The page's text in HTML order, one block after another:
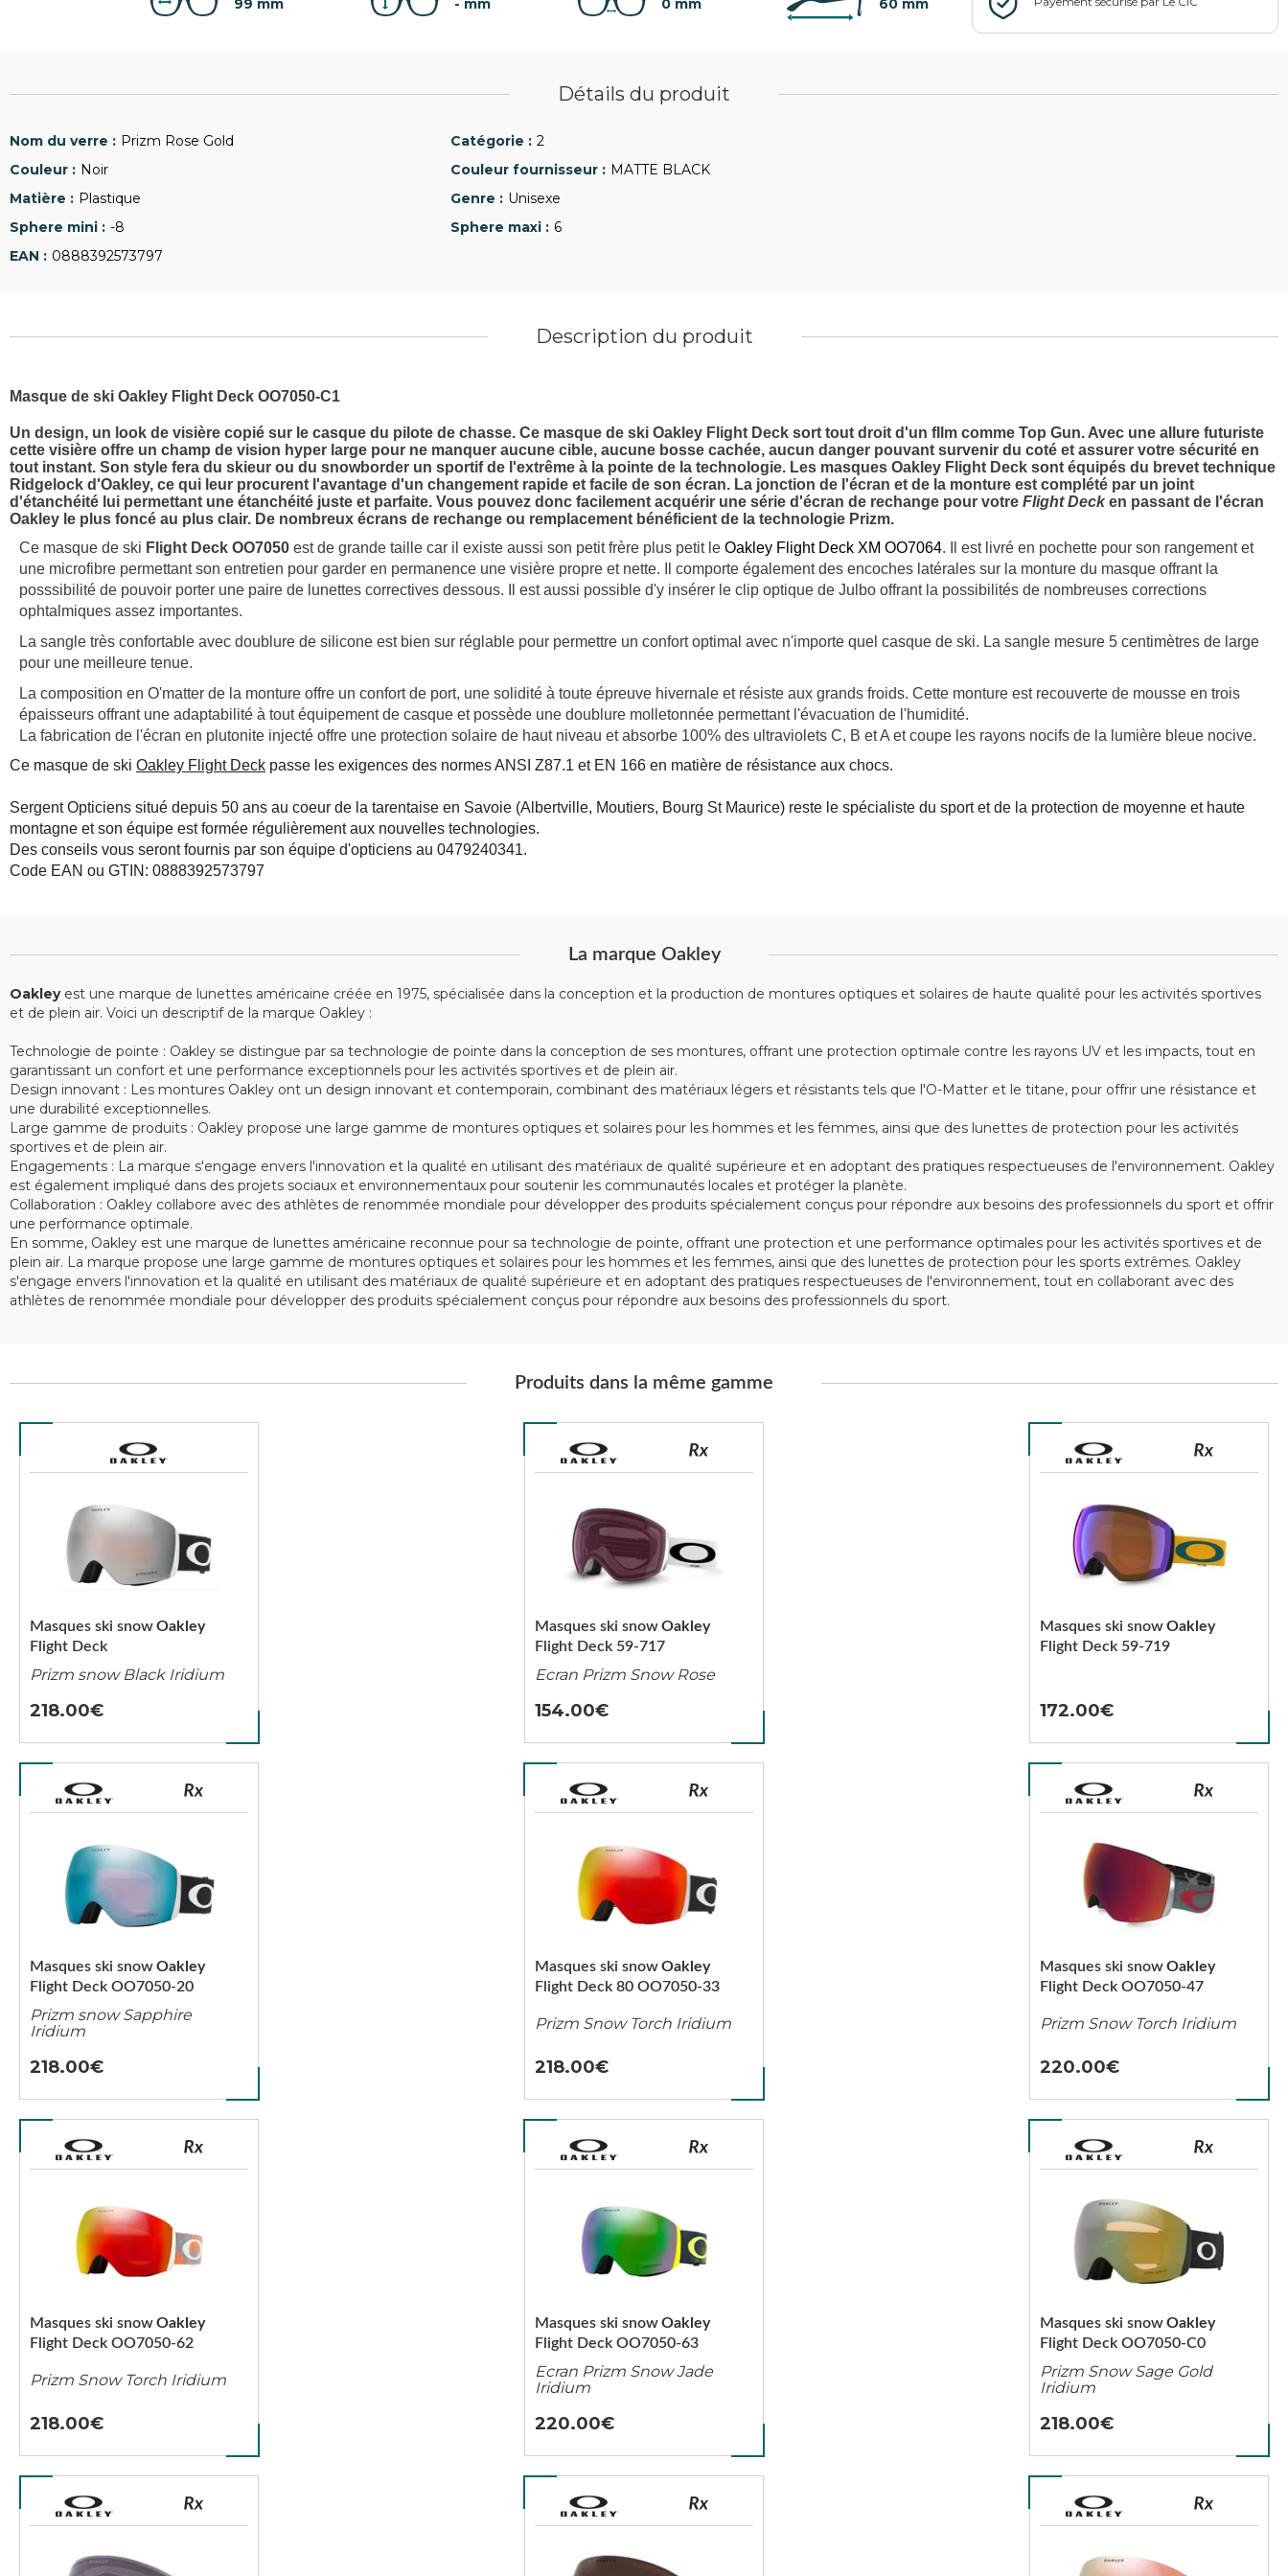
99 mm - mm 0 mm 60 mm
Détails du produit
Prizm Rose Gold
2
Noir
MATTE BLACK
Plastique
Unisexe
-8
6
0888392573797
Description du produit
Masque de ski Oakley Flight Deck OO7050-C1
Un design, un look de visière copié sur le casque du pilote de chasse. Ce masque de ski Oakley Flight Deck sort tout droit d'un fIlm comme Top Gun. Avec une allure futuriste
cette visière offre un champ de vision hyper large pour ne manquer aucune cible, aucune bosse cachée, aucun danger pouvant survenir du coté et assurer votre sécurité en
tout instant. Son style fera du skieur ou du snowborder un sportif de l'extrême à la pointe de la technologie. Les masques Oakley Flight Deck sont équipés du brevet technique
Ridgelock d'Oakley, ce qui leur procurent l'avantage d'un changement rapide et facile de son écran. La jonction de l'écran et de la monture est complété par un joint
d'étanchéité lui permettant une étanchéité juste et parfaite. Vous pouvez donc facilement acquérir une série d'écran de rechange pour votre Flight Decken passant de l'écran
Oakley le plus foncé au plus clair. De nombreux écrans de rechange ou remplacement bénéficient de la technologie Prizm.
Ce masque de ski Flight Deck OO7050est de grande taille car il existe aussi son petit frère plus petit le Oakley Flight Deck XM OO7064. Il est livré en pochette pour son rangement et
une microfibre permettant son entretien pour garder en permanence une visière propre et nette. Il comporte également des encoches latérales sur la monture du masque offrant la
posssibilité de pouvoir porter une paire de lunettes correctives dessous. Il est aussi possible d'y insérer le clip optique de Julbo offrant la possibilités de nombreuses corrections
ophtalmiques assez importantes.
La sangle très confortable avec doublure de silicone est bien sur réglable pour permettre un confort optimal avec n'importe quel casque de ski. La sangle mesure 5 centimètres de large
pour une meilleure tenue.
La composition en O'matter de la monture offre un confort de port, une solidité à toute épreuve hivernale et résiste aux grands froids. Cette monture est recouverte de mousse en trois
épaisseurs offrant une adaptabilité à tout équipement de casque et possède une doublure molletonnée permettant l'évacuation de l'humidité.
La fabrication de l'écran en plutonite injecté offre une protection solaire de haut niveau et absorbe 100% des ultraviolets C, B et A et coupe les rayons nocifs de la lumière bleue nocive.
Ce masque de ski Oakley Flight Deck passe les exigences des normes ANSI Z87.1 et EN 166 en matière de résistance aux chocs.
Sergent Opticiens situé depuis 50 ans au coeur de la tarentaise en Savoie (Albertville, Moutiers, Bourg St Maurice) reste le spécialiste du sport et de la protection de moyenne et haute
montagne et son équipe est formée régulièrement aux nouvelles technologies.
Des conseils vous seront fournis par son équipe d'opticiens au 0479240341.
Code EAN ou GTIN: 0888392573797
La marque Oakley
Oakleyest une marque de lunettes américaine créée en 1975, spécialisée dans la conception et la production de montures optiques et solaires de haute qualité pour les activités sportives
et de plein air. Voici un descriptif de la marque Oakley :
Technologie de pointe : Oakley se distingue par sa technologie de pointe dans la conception de ses montures, offrant une protection optimale contre les rayons UV et les impacts, tout en
garantissant un confort et une performance exceptionnels pour les activités sportives et de plein air.
Design innovant : Les montures Oakley ont un design innovant et contemporain, combinant des matériaux légers et résistants tels que l'O-Matter et le titane, pour offrir une résistance et
une durabilité exceptionnelles.
Large gamme de produits : Oakley propose une large gamme de montures optiques et solaires pour les hommes et les femmes, ainsi que des lunettes de protection pour les activités
sportives et de plein air.
Engagements : La marque s'engage envers l'innovation et la qualité en utilisant des matériaux de qualité supérieure et en adoptant des pratiques respectueuses de l'environnement. Oakley
est également impliqué dans des projets sociaux et environnementaux pour soutenir les communautés locales et protéger la planète.
Collaboration : Oakley collabore avec des athlètes de renommée mondiale pour développer des produits spécialement conçus pour répondre aux besoins des professionnels du sport et offrir
une performance optimale.
En somme, Oakley est une marque de lunettes américaine reconnue pour sa technologie de pointe, offrant une protection et une performance optimales pour les activités sportives et de
plein air. La marque propose une large gamme de montures optiques et solaires pour les hommes et les femmes, ainsi que des lunettes de protection pour les sports extrêmes. Oakley
s'engage envers l'innovation et la qualité en utilisant des matériaux de qualité supérieure et en adoptant des pratiques respectueuses de l'environnement, tout en collaborant avec des
athlètes de renommée mondiale pour développer des produits spécialement conçus pour répondre aux besoins des professionnels du sport.
Produits dans la même gamme
Flight Deck
Masques ski snowOakley
Prizm snow Black Iridium
218.00
Flight Deck 59-717
Masques ski snowOakley
Ecran Prizm Snow Rose
154.00
Flight Deck 59-719
Masques ski snowOakley
172.00
Flight Deck OO7050-20
Masques ski snowOakley
Prizm snow Sapphire
Iridium
218.00
Flight Deck 80 OO7050-33
Masques ski snowOakley
Prizm Snow Torch Iridium
218.00
Flight Deck OO7050-47
Masques ski snowOakley
Prizm Snow Torch Iridium
220.00
Flight Deck OO7050-62
Masques ski snowOakley
Prizm Snow Torch Iridium
218.00
Flight Deck OO7050-63
Masques ski snowOakley
Ecran Prizm Snow Jade
Iridium
220.00
Flight Deck OO7050-C0
Masques ski snowOakley
Prizm Snow Sage Gold
Iridium
218.00